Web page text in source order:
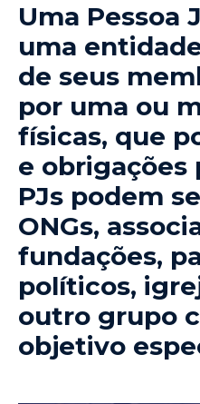
Uma Pessoa
uma
de seus
por uma ou
físicas, que
e obrigações
PJs podem
ONGs,
fundações,
políticos,
outro grupo
objetivo